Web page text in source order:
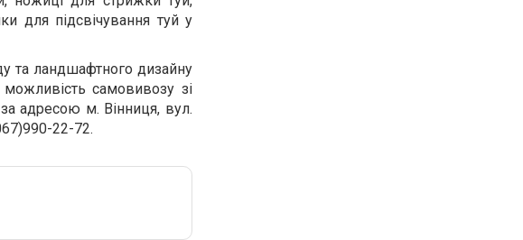
для підсвічування туй у
та ландшафтного дизайну
самовивозу зі
адресою м. Вінниця, вул.
22-72.